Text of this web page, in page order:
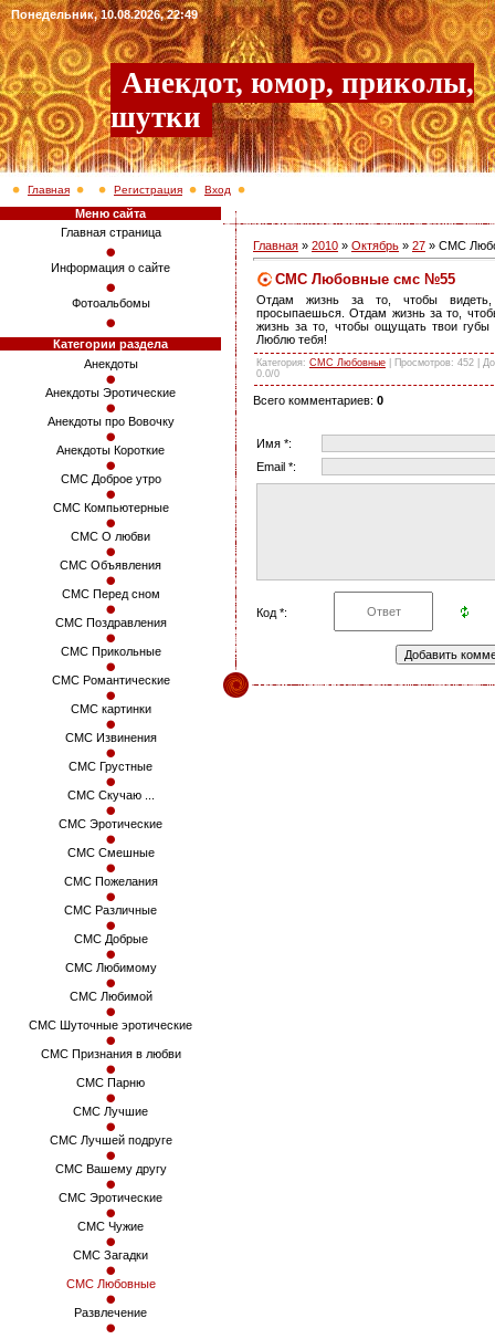
Понедельник, 10.08.2026, 22:49
Анекдот, юмор, приколы,
шутки
Главная Регистрация Вход
Меню сайта
Главная страница
Информация о сайте
Фотоальбомы
Категории раздела
Анекдоты
Анекдоты Эротические
Анекдоты про Вовочку
Анекдоты Короткие
СМС Доброе утро
СМС Компьютерные
СМС О любви
СМС Объявления
СМС Перед сном
СМС Поздравления
СМС Прикольные
СМС Романтические
СМС картинки
СМС Извинения
СМС Грустные
СМС Скучаю ...
СМС Эротические
СМС Смешные
СМС Пожелания
СМС Различные
СМС Добрые
СМС Любимому
СМС Любимой
СМС Шуточные эротические
СМС Признания в любви
СМС Парню
СМС Лучшие
СМС Лучшей подруге
СМС Вашему другу
СМС Эротические
СМС Чужие
СМС Загадки
СМС Любовные
Развлечение
Главная » 2010 » Октябрь » 27 » СМС
СМС Любовные смс №55
Отдам жизнь за то, чтобы
просыпаешься. Отдам жизнь за то,
жизнь за то, чтобы ощущать твои
Люблю тебя!
Категория: СМС Любовные Просмотров: 452 |
0.0/0
Всего комментариев: 0
Имя *:
Email *:
Код *: